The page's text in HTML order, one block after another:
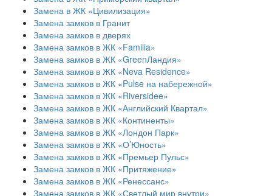
Замена в ЖК «Цивилизация»
Замена замков в Гранит
Замена замков в дверях
Замена замков в ЖК «Familia»
Замена замков в ЖК «GreenЛандия»
Замена замков в ЖК «Neva Residence»
Замена замков в ЖК «Pulse на набережной»
Замена замков в ЖК «Riversidee»
Замена замков в ЖК «Английский Квартал»
Замена замков в ЖК «Континенты»
Замена замков в ЖК «Лондон Парк»
Замена замков в ЖК «О’Юность»
Замена замков в ЖК «Премьер Пульс»
Замена замков в ЖК «Притяжение»
Замена замков в ЖК «Ренессанс»
Замена замков в ЖК «Светлый мир внутри»